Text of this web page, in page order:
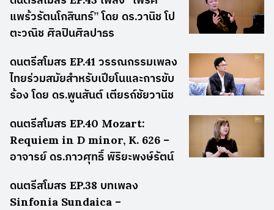
แพร้วรัตนโกสินทร์” โดย ดร.วานิช โป
ตะวณิช ศิลปินศิลปาธร
ดนตรีสโมสร EP.41 วรรณกรรมเพลง
ไทยร่วมสมัยสำหรับเปียโนและการขับ
ร้อง โดย ดร.พูนสันต์ เตียรถ์ชัยวานิช
ดนตรีสโมสร EP.40 Mozart:
Requiem in D minor, K. 626 –
อาจารย์ ดร.ภาวศุทธิ์ พิริยะพงษ์รัตน์
ดนตรีสโมสร EP.38 บทเพลง
Sinfonia Sundaica –